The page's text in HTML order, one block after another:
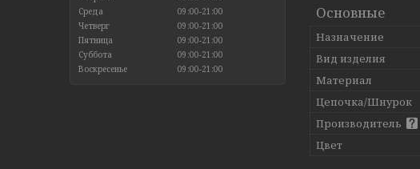
Основные
Назначение
Вид изделия
Материал
Цепочка/Шнурок
Производитель
Цвет
Среда
09:00-21:00
Четверг
09:00-21:00
Пятница
09:00-21:00
Суббота
09:00-21:00
Воскресенье
09:00-21:00